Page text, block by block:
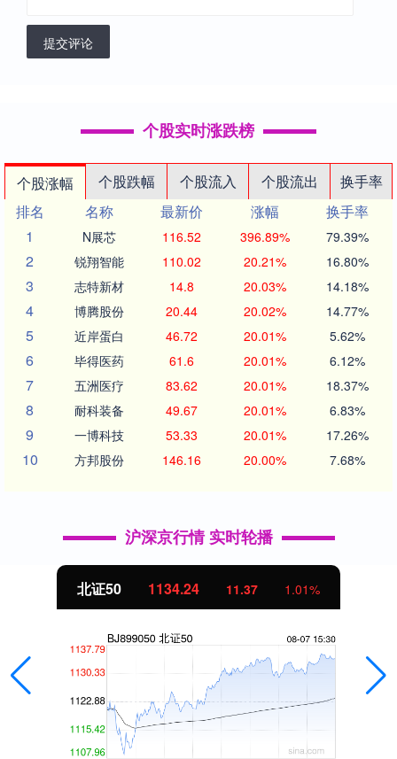
提交评论
个股实时涨跌榜
个股涨幅 个股跌幅 个股流入 个股流出
换手率
排名
名称 最新价 涨幅
换手率
1
N展芯 116.52 396.89% 79.39%
2 锐翔智能 110.02 20.21% 16.80%
3 志特新材 14.8 20.03% 14.18%
4 博腾股份 20.44 20.02% 14.77%
5 近岸蛋白 46.72 20.01% 5.62%
6 毕得医药 61.6 20.01% 6.12%
7 五洲医疗 83.62 20.01% 18.37%
8 耐科装备 49.67 20.01% 6.83%
9 一博科技 53.33 20.01% 17.26%
10 方邦股份 146.16 20.00% 7.68%
沪深京行情 实时轮播
北证50 1134.24 11.37 1.01%